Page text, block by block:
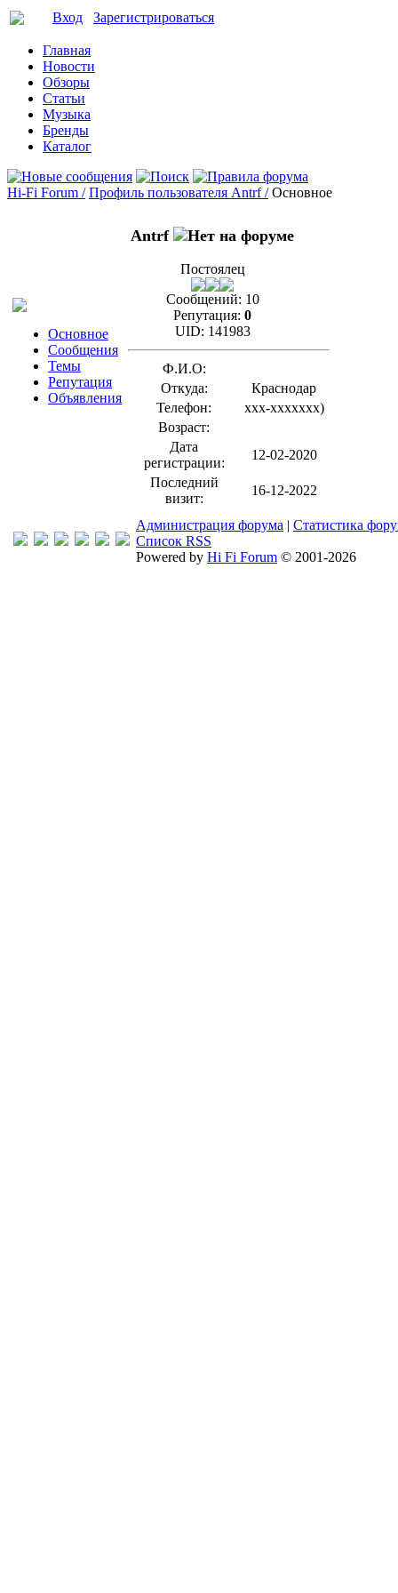
Вход Зарегистрироваться
Главная
Новости
Обзоры
Статьи
Музыка
Бренды
Каталог
Hi-Fi Forum / Профиль пользователя Antrf / Основное
Основное
Сообщения
Темы
Репутация
Объявления
Antrf
Постоялец
Сообщений: 10
Репутация: 0
UID: 141983
Ф.И.О:
Откуда:
Краснодар
Телефон:
xxx-xxxxxxx)
Возраст:
Дата
регистрации:
12-02-2020
Последний
визит:
16-12-2022
Администрация форума | Статистика
Список RSS
Powered by Hi Fi Forum © 2001-2026